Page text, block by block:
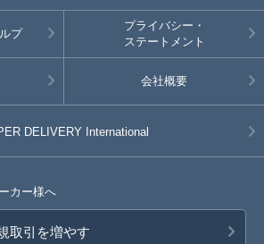
プ
プライバシー・
ステートメント
会社概要
DELIVERY International
カー様へ
取引を増やす